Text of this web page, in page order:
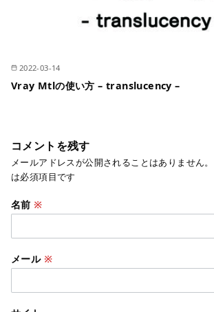
2022-03-14
Vray Mtlの使い方 – translucency –
コメントを残す
メールアドレスが公開されることはありません。
は必須項目です
名前※
メール ※